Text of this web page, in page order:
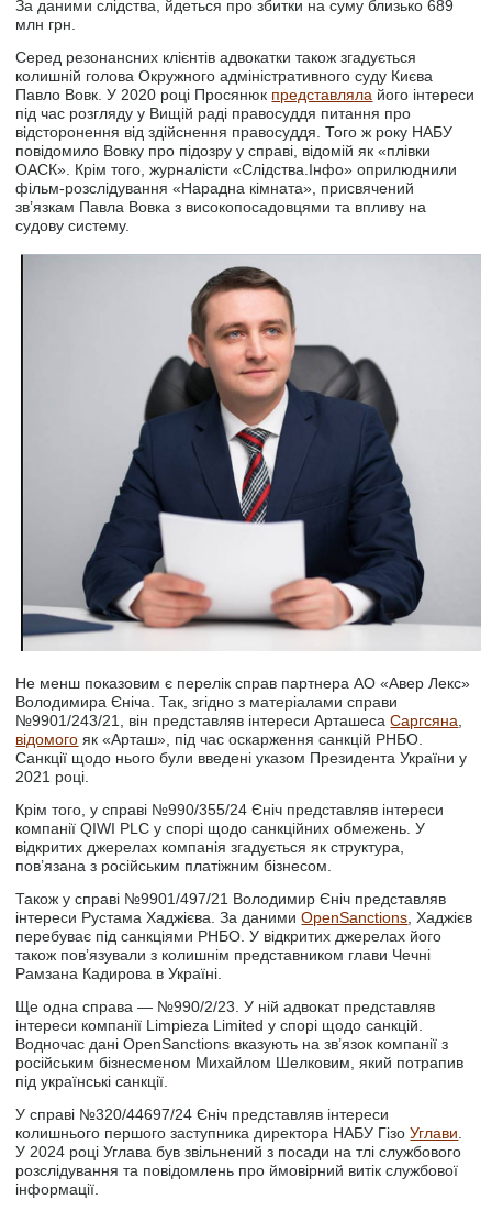
За даними слідства, йдеться про збитки на суму близько 689
млн грн.
Серед резонансних клієнтів адвокатки також згадується
колишній голова Окружного адміністративного суду Києва
Павло Вовк. У 2020 році Просянюк представляла його інтереси
під час розгляду у Вищій раді правосуддя питання про
відсторонення від здійснення правосуддя. Того ж року НАБУ
повідомило Вовку про підозру у справі, відомій як «плівки
ОАСК». Крім того, журналісти «Слідства.Інфо» оприлюднили
фільм-розслідування «Нарадна кімната», присвячений
зв’язкам Павла Вовка з високопосадовцями та впливу на
судову систему.
Не менш показовим є перелік справ партнера АО «Авер Лекс»
Володимира Єніча. Так, згідно з матеріалами справи
№9901/243/21, він представляв інтереси АрташесаСаргсяна
відомого як «Арташ», під час оскарження санкцій РНБО.
Санкції щодо нього були введені указом Президента України у
2021 році.
Крім того, у справі №990/355/24 Єніч представляв інтереси
компанії QIWI PLC у спорі щодо санкційних обмежень. У
відкритих джерелах компанія згадується як структура,
пов’язана з російським платіжним бізнесом.
Також у справі №9901/497/21 Володимир Єніч представляв
інтереси Рустама Хаджієва. За данимиOpenSanctions , Хаджієв
перебуває під санкціями РНБО. У відкритих джерелах його
також пов’язували з колишнім представником глави Чечні
Рамзана Кадирова в Україні.
Ще одна справа — №990/2/23. У ній адвокат представляв
інтереси компанії Limpieza Limited у спорі щодо санкцій.
Водночас дані OpenSanctions вказують на зв’язок компанії з
російським бізнесменом Михайлом Шелковим, який потрапив
під українські санкції.
У справі №320/44697/24 Єніч представляв інтереси
колишнього першого заступника директора НАБУ ГізоУглави
У 2024 році Углава був звільнений з посади на тлі службового
розслідування та повідомлень про ймовірний витік службової
інформації.